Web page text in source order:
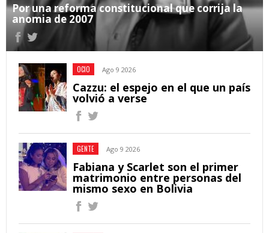
Por una reforma constitucional que corrija la
anomia de 2007
OCIO Ago 9 2026
Cazzu: el espejo en el que un país
volvió a verse
GENTE Ago 9 2026
Fabiana y Scarlet son el primer
matrimonio entre personas del
mismo sexo en Bolivia